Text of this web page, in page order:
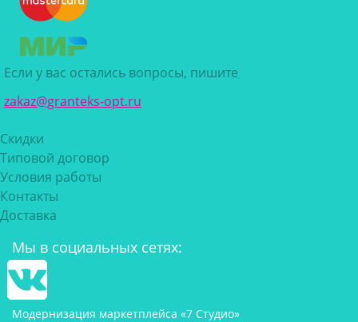
Если у вас остались вопросы, пишите
zakaz@granteks-opt.ru
Скидки
Типовой договор
Условия работы
Контакты
Доставка
Мы в социальных сетях:
Модернизация маркетплейса «7 Студио»